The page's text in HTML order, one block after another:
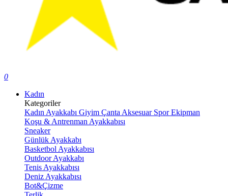
0
Kadın
Kategoriler
Kadın Ayakkabı Giyim Çanta Aksesuar Spor Ekipman
Koşu & Antrenman Ayakkabısı
Sneaker
Günlük Ayakkabı
Basketbol Ayakkabısı
Outdoor Ayakkabı
Tenis Ayakkabısı
Deniz Ayakkabısı
Bot&Çizme